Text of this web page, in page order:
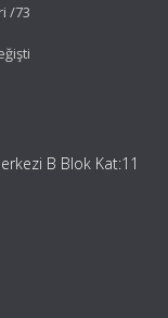
/73
B Blok Kat:11